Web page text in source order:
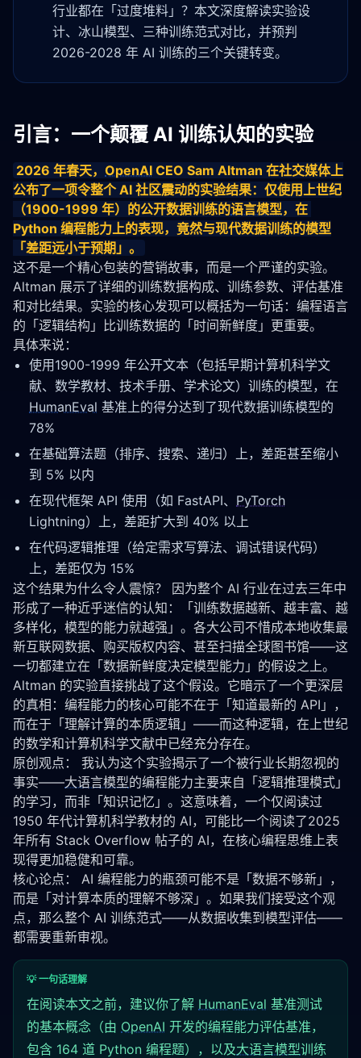
行业都在「过度堆料」？本文深度解读实验设
计、冰山模型、三种训练范式对比，并预判
2026-2028 年 AI 训练的三个关键转变。
引言：一个颠覆 AI 训练认知的实验
2026 年春天， OpenAI CEO Sam Altman 在社交媒体上
公布了一项令整个 AI 社区震动的实验结果：仅使用上世纪
（1900-1999 年）的公开数据训练的语言模型，在
Python 编程能力上的表现，竟然与现代数据训练的模型
「差距远小于预期」。
这不是一个精心包装的营销故事，而是一个严谨的实验。
Altman 展示了详细的训练数据构成、训练参数、评估基准
和对比结果。实验的核心发现可以概括为一句话：编程语言
的「逻辑结构」比训练数据的「时间新鲜度」更重要。
具体来说：
使用1900-1999 年公开文本（包括早期计算机科学文
献、数学教材、技术手册、学术论文）训练的模型，在
HumanEval 基准上的得分达到了现代数据训练模型的
78%
在基础算法题（排序、搜索、递归）上，差距甚至缩小
到 5% 以内
在现代框架 API 使用（如 FastAPI、 PyTorch
Lightning）上，差距扩大到 40% 以上
在代码逻辑推理（给定需求写算法、调试错误代码）
上，差距仅为 15%
这个结果为什么令人震惊？ 因为整个 AI 行业在过去三年中
形成了一种近乎迷信的认知：「训练数据越新、越丰富、越
多样化，模型的能力就越强」。各大公司不惜成本地收集最
新互联网数据、购买版权内容、甚至扫描全球图书馆——这
一切都建立在「数据新鲜度决定模型能力」的假设之上。
Altman 的实验直接挑战了这个假设。它暗示了一个更深层
的真相：编程能力的核心可能不在于「知道最新的 API」，
而在于「理解计算的本质逻辑」——而这种逻辑，在上世纪
的数学和计算机科学文献中已经充分存在。
原创观点： 我认为这个实验揭示了一个被行业长期忽视的
事实——大语言模型的编程能力主要来自「逻辑推理模式」
的学习，而非「知识记忆」。这意味着，一个仅阅读过
1950 年代计算机科学教材的 AI，可能比一个阅读了2025
年所有 Stack Overflow 帖子的 AI，在核心编程思维上表
现得更加稳健和可靠。
核心论点： AI 编程能力的瓶颈可能不是「数据不够新」，
而是「对计算本质的理解不够深」。如果我们接受这个观
点，那么整个 AI 训练范式——从数据收集到模型评估——
都需要重新审视。
💡 一句话理解
在阅读本文之前，建议你了解 HumanEval 基准测试
的基本概念（由 OpenAI 开发的编程能力评估基准，
包含 164 道 Python 编程题），以及大语言模型训练